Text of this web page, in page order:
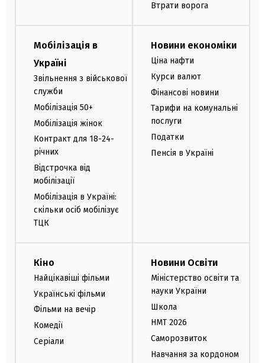
Втрати ворога
Мобілізація в
Україні
Звільнення з військової
служби
Мобілізація 50+
Мобілізація жінок
Контракт для 18-24-
річних
Відстрочка від
мобілізації
Мобілізація в Україні:
скільки осіб мобілізує
ТЦК
Новини економіки
Ціна нафти
Курси валют
Фінансові новини
Тарифи на комунальні
послуги
Податки
Пенсія в Україні
Кіно
Найцікавіші фільми
Українські фільми
Фільми на вечір
Комедії
Серіали
Новини Освіти
Міністерство освіти та
науки України
Школа
НМТ 2026
Саморозвиток
Навчання за кордоном